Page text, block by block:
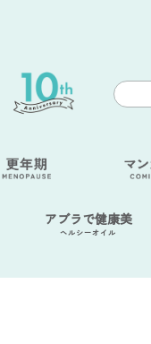
アブラで健康美
ヘルシーオイル